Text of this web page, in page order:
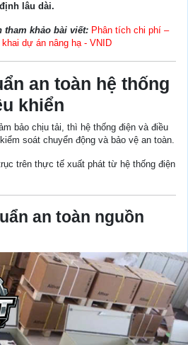
lâu dài.
tham khảo bài viết: Phân tích chi phí –
dự án nâng hạ - VNID
an toàn hệ thống
khiển
bảo chịu tải, thì hệ thống điện và điều
soát chuyển động và bảo vệ an toàn.
trên thực tế xuất phát từ hệ thống điện
an toàn nguồn